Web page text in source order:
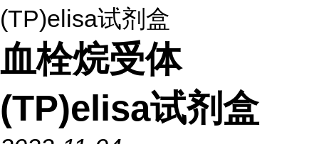
(TP)elisa试剂盒
血栓烷受体
(TP)elisa试剂盒